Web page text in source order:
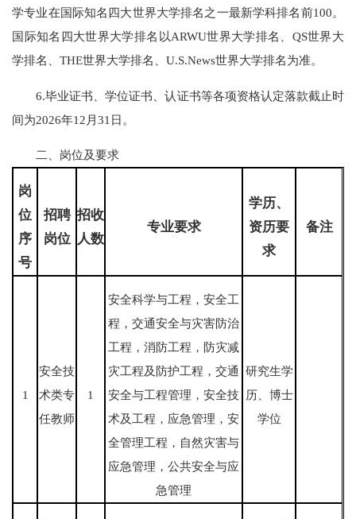
学专业在国际知名四大世界大学排名之一最新学科排名前100。
国际知名四大世界大学排名以ARWU世界大学排名、QS世界大
学排名、THE世界大学排名、U.S.News世界大学排名为准。
6.毕业证书、学位证书、认证书等各项资格认定落款截止时
间为2026年12月31日。
二、岗位及要求
岗
位
序
号
招聘
岗位
招收
人数
专业要求
学历、
资历要
求
备注
1
安全技
术类专
任教师
1
安全科学与工程，安全工
程，交通安全与灾害防治
工程，消防工程，防灾减
灾工程及防护工程，交通
安全与工程管理，安全技
术及工程，应急管理，安
全管理工程，自然灾害与
应急管理，公共安全与应
急管理
研究生学
历、博士
学位